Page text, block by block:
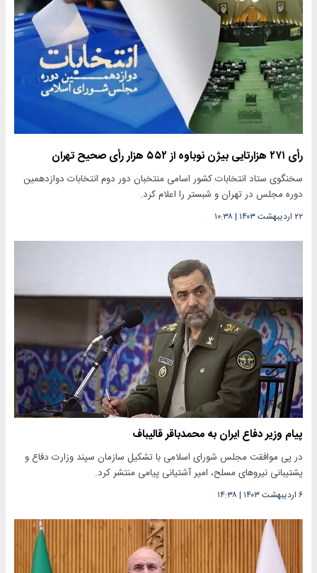
رأی ۲۷۱ هزارتایی بیژن نوباوه از ۵۵۲ هزار رأی صحیح تهران
سخنگوی ستاد انتخابات کشور اسامی منتخبان دور دوم انتخابات دوازدهمین
دوره مجلس در تهران و شبستر را اعلام کرد.
۲۲ اردیبهشت ۱۴۰۳ |۱۰:۳۸
پیام وزیر دفاع ایران به محمدباقر قالیباف
در پی موافقت مجلس شورای اسلامی با تشکیل سازمان سپند وزارت دفاع و
پشتیبانی نیروهای مسلح، امیر آشتیانی پیامی منتشر کرد.
۶ اردیبهشت ۱۴۰۳ |۱۴:۳۸